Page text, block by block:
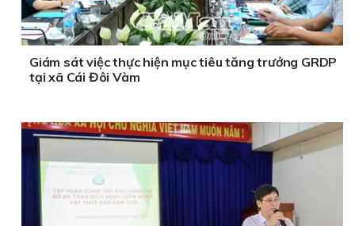
Giám sát việc thực hiện mục tiêu tăng trưởng GRDP
tại xã Cái Đôi Vàm